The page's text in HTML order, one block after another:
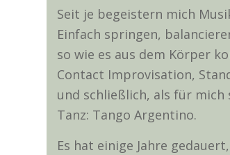
Seit je begeistern mich
Einfach springen,
so wie es aus dem Körper
Contact Improvisation,
und schließlich, als für mich
Tanz: Tango Argentino.
Es hat einige Jahre